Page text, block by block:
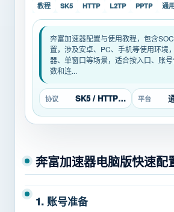
教程 SK5 HTTP L2TP PPTP 通
奔富加速器配置与使用教程，包含
置，涉及安卓、PC、手机等使用环境
器、单窗口等场景，适合按入口、账
数和连...
协议 SK5 / HTTP / L2TP 平台
奔富加速器电脑版快速配
1. 账号准备